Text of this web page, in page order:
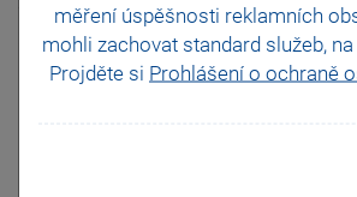
měření úspěšnosti reklamních
mohli zachovat standard služeb,
Projděte si Prohlášení o ochraně